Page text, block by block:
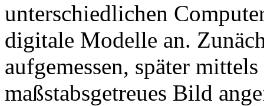
unterschiedlichen
digitale Modelle an.
aufgemessen, später
maßstabsgetreues Bild